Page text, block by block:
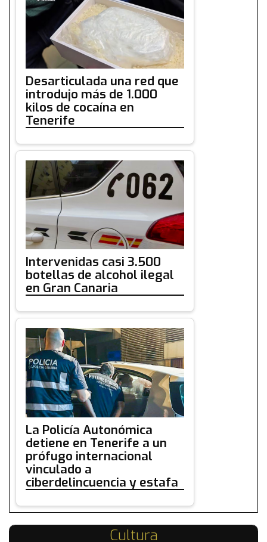
Desarticulada una red que
introdujo más de 1.000
kilos de cocaína en
Tenerife
Intervenidas casi 3.500
botellas de alcohol ilegal
en Gran Canaria
La Policía Autonómica
detiene en Tenerife a un
prófugo internacional
vinculado a
ciberdelincuencia y estafa
Cultura